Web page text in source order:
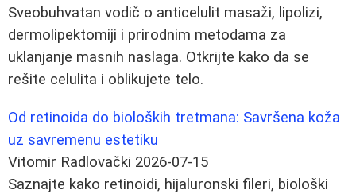
Sveobuhvatan vodič o anticelulit masaži, lipolizi,
dermolipektomiji i prirodnim metodama za
uklanjanje masnih naslaga. Otkrijte kako da se
rešite celulita i oblikujete telo.
Od retinoida do bioloških tretmana: Savršena koža
uz savremenu estetiku
Vitomir Radlovački 2026-07-15
Saznajte kako retinoidi, hijaluronski fileri, biološki